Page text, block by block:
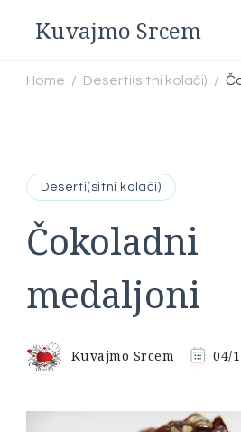
Kuvajmo Srcem
Home / Deserti(sitni kolači) /
Deserti(sitni kolači)
Čokoladni
medaljoni
Kuvajmo Srcem 04/